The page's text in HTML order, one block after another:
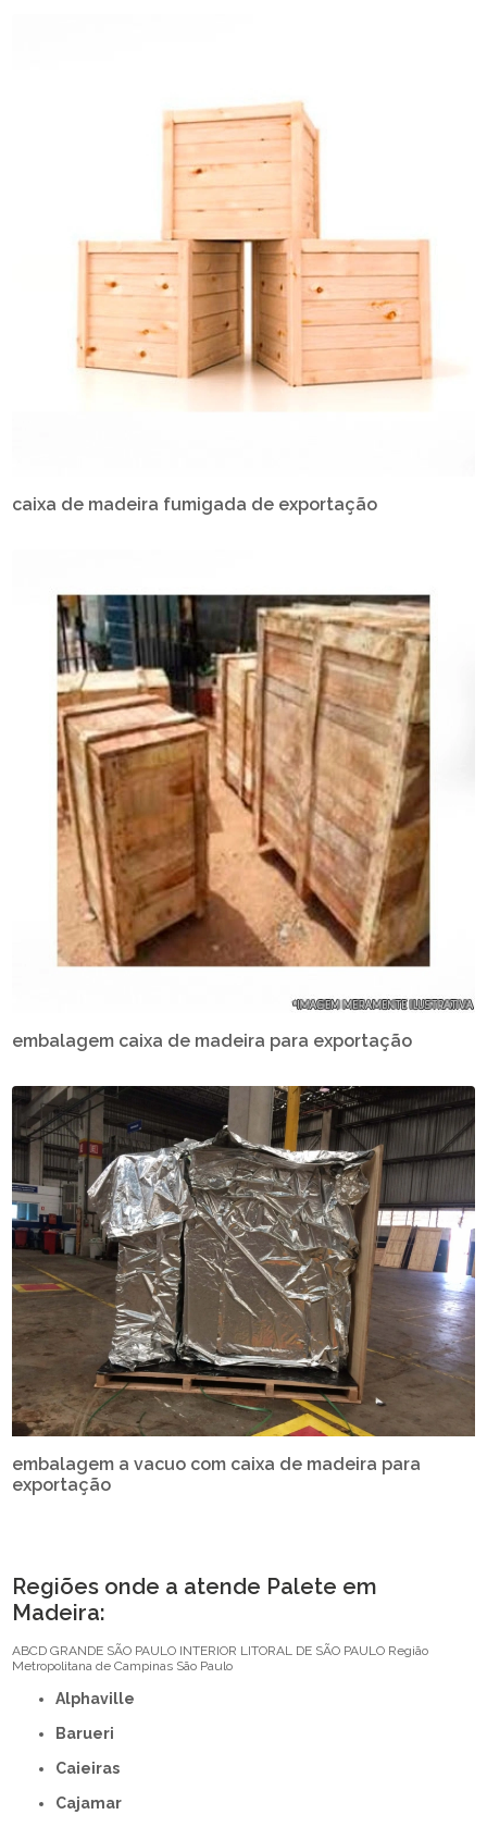
caixa de madeira fumigada de exportação
embalagem caixa de madeira para exportação
embalagem a vacuo com caixa de madeira para
exportação
Regiões onde a atende Palete em
Madeira:
ABCD GRANDE SÃO PAULO INTERIOR LITORAL DE SÃO PAULO Região
Metropolitana de Campinas São Paulo
Alphaville
Barueri
Caieiras
Cajamar